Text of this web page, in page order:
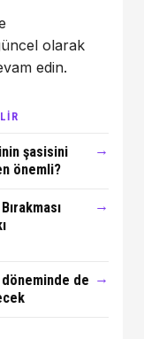
olarak
edin.
şasisini
önemli?
→
→
döneminde de →